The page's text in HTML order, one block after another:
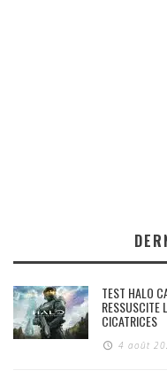
TEST HALO
RESSUSCITE
CICATRICES
4 août